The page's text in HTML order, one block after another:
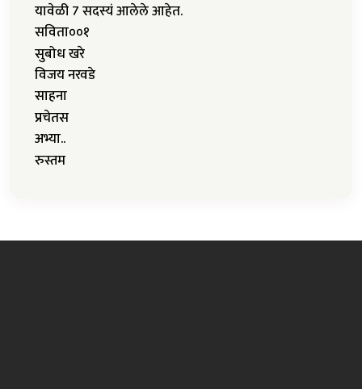
यावेळी 7 सदस्यं आलेले आहेत.
सविता००१
सुबोध खरे
विजय नरवडे
साहना
प्रचेतस
अभ्या..
रुस्तम